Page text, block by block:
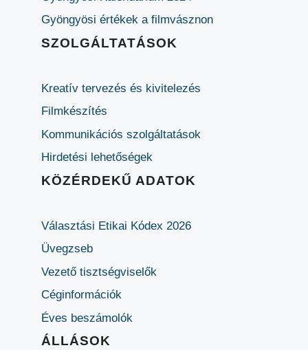
Gyöngyösi értékek a filmvásznon
SZOLGÁLTATÁSOK
Kreatív tervezés és kivitelezés
Filmkészítés
Kommunikációs szolgáltatások
Hirdetési lehetőségek
KÖZÉRDEKŰ ADATOK
Választási Etikai Kódex 2026
Üvegzseb
Vezető tisztségviselők
Céginformációk
Éves beszámolók
ÁLLÁSOK